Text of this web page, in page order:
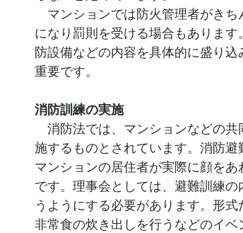
マンションでは防火管理者がきち
になり罰則を受ける場合もありま
防設備などの内容を具体的に盛り
重要です。
消防訓練の実施
消防法では、マンションなどの共
施するものとされています。消防避
マンションの居住者が実際に顔を
です。理事会としては、避難訓練
うようにする必要があります。形
非常食の炊き出しを行うなどのイベ